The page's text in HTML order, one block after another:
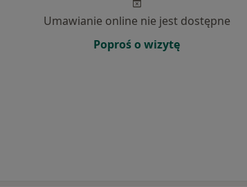
Umawianie online nie jest dostępne
Poproś o wizytę